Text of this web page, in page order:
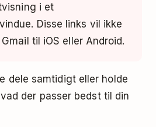
i et
Disse links vil ikke
til iOS eller Android.
dele samtidigt eller holde
der passer bedst til din